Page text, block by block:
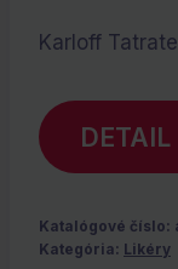
Karloff
Katalógové číslo:
Kategória: Likéry